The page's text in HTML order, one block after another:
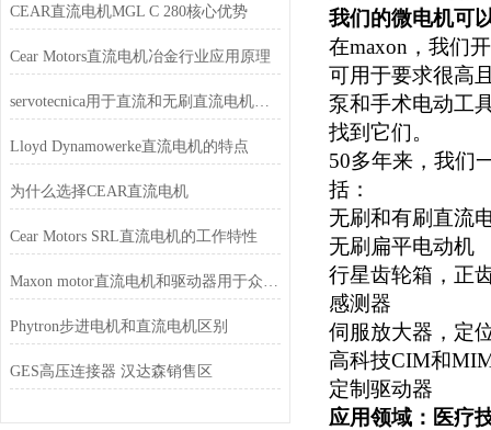
CEAR直流电机MGL C 280核心优势
Cear Motors直流电机冶金行业应用原理
servotecnica用于直流和无刷直流电机的数字驱动器
Lloyd Dynamowerke直流电机的特点
为什么选择CEAR直流电机
Cear Motors SRL直流电机的工作特性
Maxon motor直流电机和驱动器用于众多医疗应用中
Phytron步进电机和直流电机区别
GES高压连接器 汉达森销售区
我们的微电机可
在maxon，我们
可用于要求很高
泵和手术电动工
找到它们。
50多年来，我们
括：
无刷和有刷直流
无刷扁平电动机
行星齿轮箱，正
感测器
伺服放大器，定
高科技CIM和
定制驱动器
应用领域：医疗